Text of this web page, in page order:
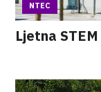
NTEC
Ljetna